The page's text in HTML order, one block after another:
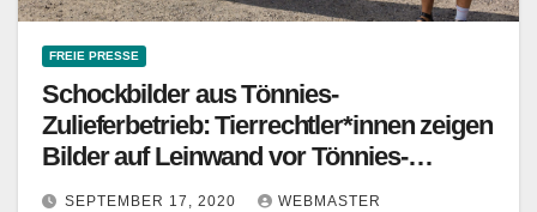
FREIE PRESSE
Schockbilder aus Tönnies-
Zulieferbetrieb: Tierrechtler*innen zeigen
Bilder auf Leinwand vor Tönnies-
Schlachthof in Sögel (Niedersachsen)
SEPTEMBER 17, 2020 WEBMASTER